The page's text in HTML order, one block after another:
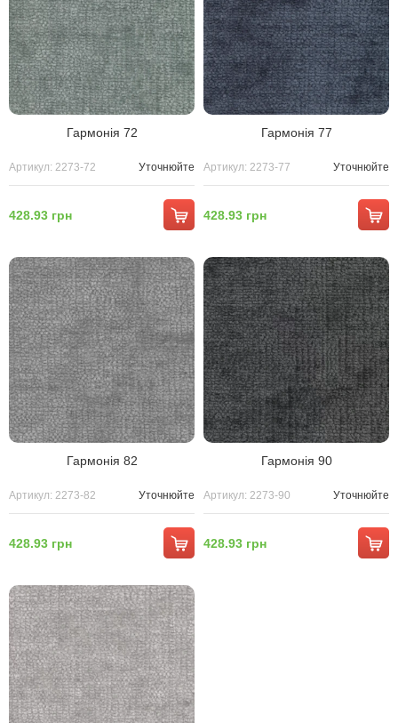
Гармонія 72
Артикул: 2273-72 Уточнюйте
428.93 грн
Гармонія 77
Артикул: 2273-77 Уточнюйте
428.93 грн
Гармонія 82
Артикул: 2273-82 Уточнюйте
428.93 грн
Гармонія 90
Артикул: 2273-90 Уточнюйте
428.93 грн